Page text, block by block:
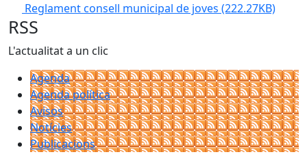
Reglament consell municipal de joves (222.27KB)
RSS
L'actualitat a un clic
Agenda
Agenda política
Avisos
Notícies
Publicacions